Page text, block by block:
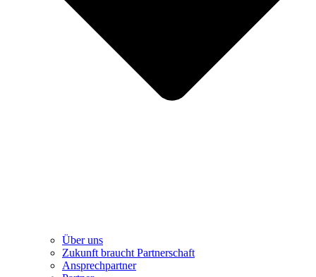
Über uns
Zukunft braucht Partnerschaft
Ansprechpartner